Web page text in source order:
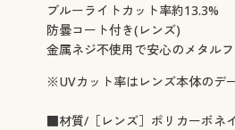
ブルーライトカット率約13.3%
防曇コート付き(レンズ)
金属ネジ不使用で安心のメタル
※UVカット率はレンズ本体のデ
■材質/［レンズ］ポリカーボネ